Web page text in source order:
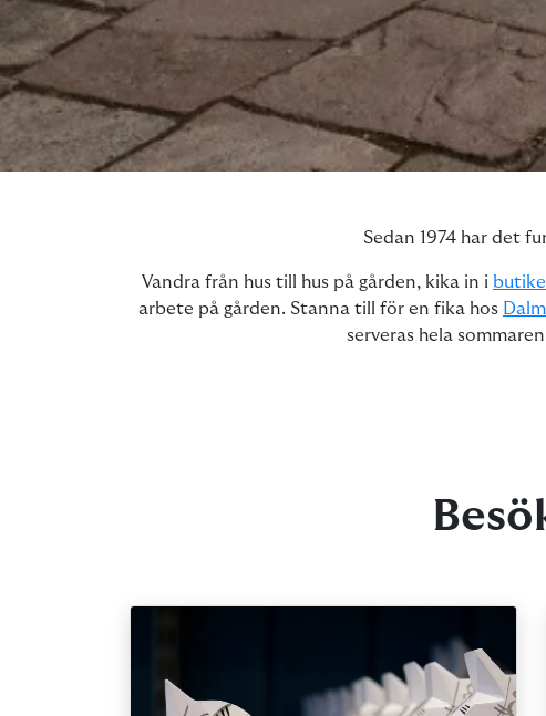
Sedan 1974 har det
Vandra från hus till hus på gården, kika in i
arbete på gården. Stanna till för en fika hos
serveras hela